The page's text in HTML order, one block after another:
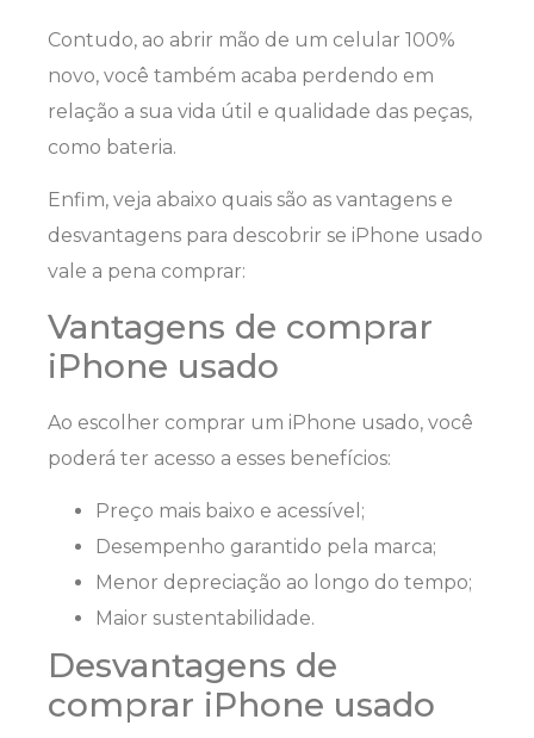
Contudo, ao abrir mão de um celular 100%
novo, você também acaba perdendo em
relação a sua vida útil e qualidade das peças,
como bateria.
Enfim, veja abaixo quais são as vantagens e
desvantagens para descobrir se iPhone usado
vale a pena comprar:
Vantagens de comprar
iPhone usado
Ao escolher comprar um iPhone usado, você
poderá ter acesso a esses benefícios:
Preço mais baixo e acessível;
Desempenho garantido pela marca;
Menor depreciação ao longo do tempo;
Maior sustentabilidade.
Desvantagens de
comprar iPhone usado